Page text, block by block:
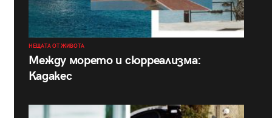
НЕЩАТА ОТ ЖИВОТА
Между морето и сюрреализма:
Кадакес